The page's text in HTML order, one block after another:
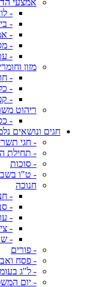
אמצעי
-
-
-
-
-
מזון
-
-
-
ריהוט
-
חגים ונושאים
- חגי
- תחילת
- סוכות
- ט"ו
חנוכה
-
-
-
-
-
- פורים
- פסח
- ל"ג
- יום